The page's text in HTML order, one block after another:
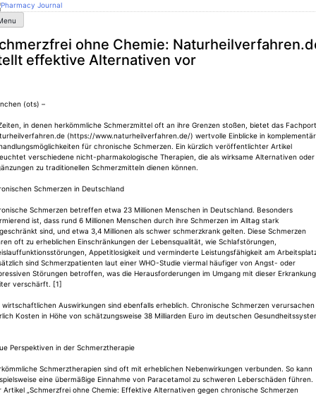
Skip
to
content
Journal
ohne Chemie:
effektive Alternativen vor
(ots) –
in denen herkömmliche Schmerzmittel oft an ihre Grenzen stoßen, bietet das
(https://www.naturheilverfahren.de/) wertvolle Einblicke in
für chronische Schmerzen. Ein kürzlich veröffentlichter Artikel
verschiedene nicht-pharmakologische Therapien, die als wirksame Alternativen oder
zu traditionellen Schmerzmitteln dienen können.
Schmerzen in Deutschland
Schmerzen betreffen etwa 23 Millionen Menschen in Deutschland. Besonders
ist, dass rund 6 Millionen Menschen durch ihre Schmerzen im Alltag stark
sind, und etwa 3,4 Millionen als schwer schmerzkrank gelten. Diese Schmerzen
oft zu erheblichen Einschränkungen der Lebensqualität, wie Schlafstörungen,
Appetitlosigkeit und verminderte Leistungsfähigkeit am
sind Schmerzpatienten laut einer WHO-Studie viermal häufiger von Angst- oder
Störungen betroffen, was die Herausforderungen im Umgang mit dieser Erkrankung
verschärft. [1]
wirtschaftlichen Auswirkungen sind ebenfalls erheblich. Chronische Schmerzen verursachen
Kosten in Höhe von schätzungsweise 38 Milliarden Euro im deutschen
Perspektiven in der Schmerztherapie
Schmerztherapien sind oft mit erheblichen Nebenwirkungen verbunden. So kann
eine übermäßige Einnahme von Paracetamol zu schweren Leberschäden führen.
Artikel „Schmerzfrei ohne Chemie: Effektive Alternativen gegen chronische Schmerzen